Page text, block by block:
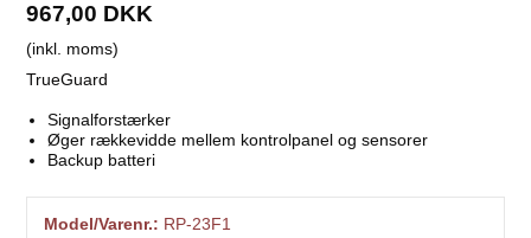
967,00 DKK
(inkl. moms)
TrueGuard
Signalforstærker
Øger rækkevidde mellem kontrolpanel og sensorer
Backup batteri
Model/Varenr.: RP-23F1